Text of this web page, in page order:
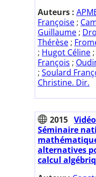
Auteurs :
Françoise ;
Guillaume ;
Thérèse ;
; Hugot Céline ;
François ;
; Soulard
Christine. Dir.
2015
Séminaire
alternatives
calcul